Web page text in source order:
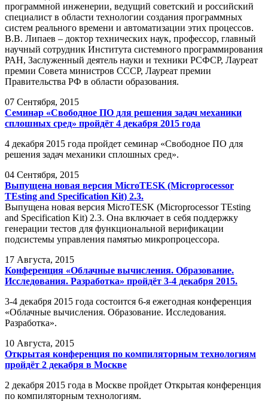
программной инженерии, ведущий советский и российский
специалист в области технологии создания программных
систем реального времени и автоматизации этих процессов.
В.В. Липаев – доктор технических наук, профессор, главный
научный сотрудник Института системного программирования
РАН, Заслуженный деятель науки и техники РСФСР, Лауреат
премии Совета министров СССР, Лауреат премии
Правительства РФ в области образования.
07 Сентября, 2015
Семинар «Свободное ПО для решения задач механики
сплошных сред» пройдёт 4 декабря 2015 года
4 декабря 2015 года пройдет семинар «Свободное ПО для
решения задач механики сплошных сред».
04 Сентября, 2015
Выпущена новая версия MicroTESK (Microprocessor
TEsting and Specification Kit) 2.3.
Выпущена новая версия MicroTESK (Microprocessor TEsting
and Specification Kit) 2.3. Она включает в себя поддержку
генерации тестов для функциональной верификации
подсистемы управления памятью микропроцессора.
17 Августа, 2015
Конференция «Облачные вычисления. Образование.
Исследования. Разработка» пройдёт 3-4 декабря 2015.
3-4 декабря 2015 года состоится 6-я ежегодная конференция
«Облачные вычисления. Образование. Исследования.
Разработка».
10 Августа, 2015
Открытая конференция по компиляторным технологиям
пройдёт 2 декабря в Москве
2 декабря 2015 года в Москве пройдет Открытая конференция
по компиляторным технологиям.